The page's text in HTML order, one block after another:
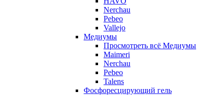
Nerchau
Pebeo
Vallejo
Медиумы
Просмотреть всё Медиумы
Maimeri
Nerchau
Pebeo
Talens
Фосфоресцирующий гель